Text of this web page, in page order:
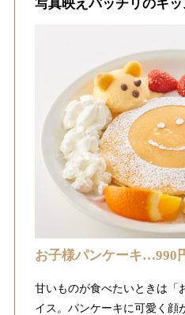
写真映えバッチリのキ
お子様パンケーキ…990
甘いものが食べたいときは「
イス。パンケーキに可愛く顔